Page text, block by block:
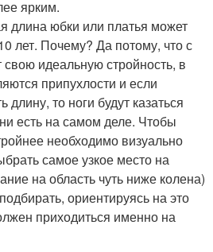
ярким.
длина юбки или платья может
лет. Почему? Да потому, что с
свою идеальную стройность, в
припухлости и если
то ноги будут казаться
есть на самом деле. Чтобы
необходимо визуально
самое узкое место на
на область чуть ниже колена)
ориентируясь на это
приходиться именно на